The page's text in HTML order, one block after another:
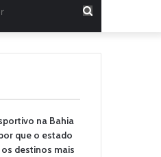
por
na Bahia
que o estado
destinos mais